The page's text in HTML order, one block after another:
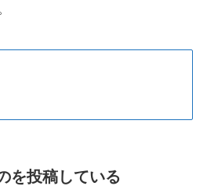
を投稿している